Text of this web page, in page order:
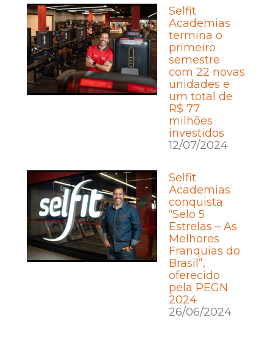
Selfit
Academias
termina o
primeiro
semestre
com 22 novas
unidades e
um total de
R$ 77
milhões
investidos
12/07/2024
Selfit
Academias
conquista
“Selo 5
Estrelas – As
Melhores
Franquias do
Brasil”,
oferecido
pela PEGN
2024
26/06/2024